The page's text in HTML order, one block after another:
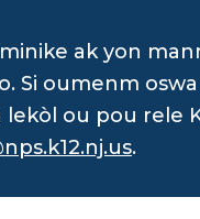
ak yon
Si oumenm
ou pou rele
.